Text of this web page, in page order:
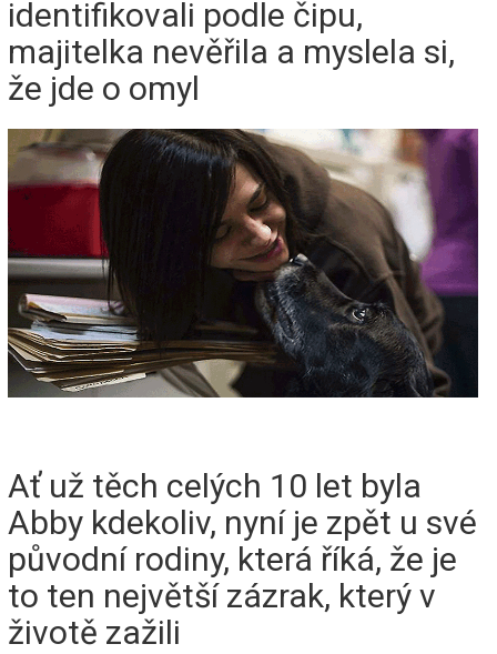
identifikovali podle čipu,
majitelka nevěřila a myslela si,
že jde o omyl
Ať už těch celých 10 let byla
Abby kdekoliv, nyní je zpět u své
původní rodiny, která říká, že je
to ten největší zázrak, který v
životě zažili